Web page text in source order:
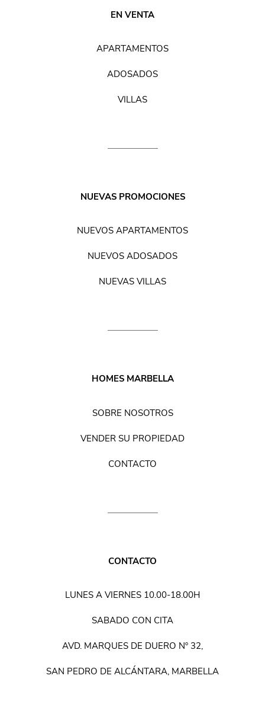
EN VENTA
APARTAMENTOS
ADOSADOS
VILLAS
NUEVAS PROMOCIONES
NUEVOS APARTAMENTOS
NUEVOS ADOSADOS
NUEVAS VILLAS
HOMES MARBELLA
SOBRE NOSOTROS
VENDER SU PROPIEDAD
CONTACTO
CONTACTO
LUNES A VIERNES 10.00-18.00H
SABADO CON CITA
AVD. MARQUES DE DUERO Nº 32,
SAN PEDRO DE ALCÁNTARA, MARBELLA